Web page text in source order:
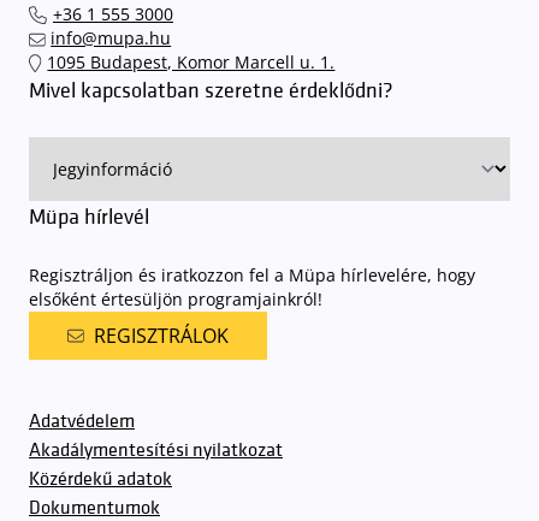
+36 1 555 3000
info@mupa.hu
1095 Budapest, Komor Marcell u. 1.
Mivel kapcsolatban szeretne érdeklődni?
Müpa hírlevél
Regisztráljon és iratkozzon fel a Müpa hírlevelére, hogy
elsőként értesüljön programjainkról!
REGISZTRÁLOK
Adatvédelem
Akadálymentesítési nyilatkozat
Közérdekű adatok
Dokumentumok